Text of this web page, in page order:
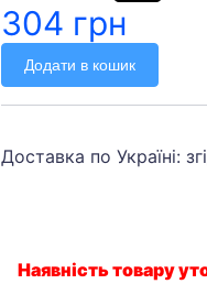
304 грн
Додати в кошик
Доставка по Україні:
Наявність товару